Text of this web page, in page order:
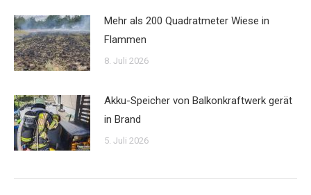
Mehr als 200 Quadratmeter Wiese in
Flammen
8. Juli 2026
Akku-Speicher von Balkonkraftwerk gerät
in Brand
5. Juli 2026